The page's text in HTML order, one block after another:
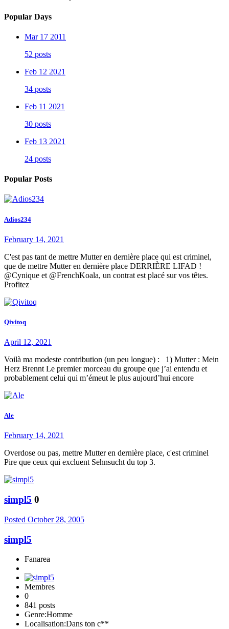
Popular Days
Mar 17 2011
52 posts
Feb 12 2021
34 posts
Feb 11 2021
30 posts
Feb 13 2021
24 posts
Popular Posts
Adios234
February 14, 2021
C'est pas tant de mettre Mutter en dernière place qui est criminel,
que de mettre Mutter en dernière place DERRIÈRE LIFAD !
@Cynique et @FrenchKoala, un contrat est placé sur vos têtes.
Profitez
Qivitoq
April 12, 2021
Voilà ma modeste contribution (un peu longue) : 1) Mutter : Mein
Herz Brennt Le premier morceau du groupe que j’ai entendu et
probablement celui qui m’émeut le plus aujourd’hui encore
Ale
February 14, 2021
Overdose ou pas, mettre Mutter en dernière place, c'est criminel
Pire que ceux qui excluent Sehnsucht du top 3.
simpl5 0
Posted October 28, 2005
simpl5
Fanarea
Membres
0
841 posts
Genre:Homme
Localisation:Dans ton c**